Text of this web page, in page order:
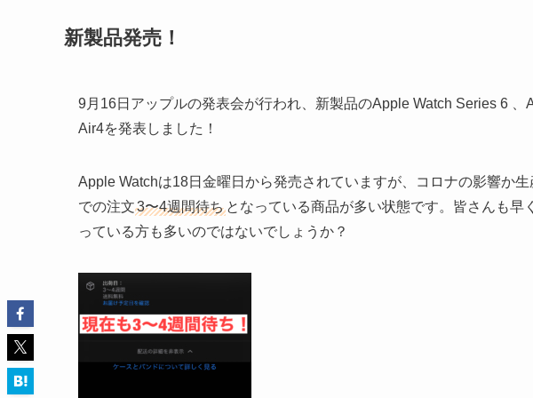
新製品発売！
9月16日アップルの発表会が行われ、新製品のApple Watch Series 6
Air4を発表しました！
Apple Watchは18日金曜日から発売されていますが、コロナの影響か
での注文3〜4週間待ち となっている商品が多い状態です。皆さんも
っている方も多いのではないでしょうか？